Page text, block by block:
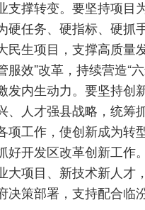
支撑转变。要坚持项目
硬任务、硬指标、硬抓
民生项目，支撑高质量
服效”改革，持续营造“
发内生动力。要坚持创
、人才强县战略，统筹
项工作，使创新成为转
好开发区改革创新工作
大项目、新技术新人才
决策部署，支持配合临